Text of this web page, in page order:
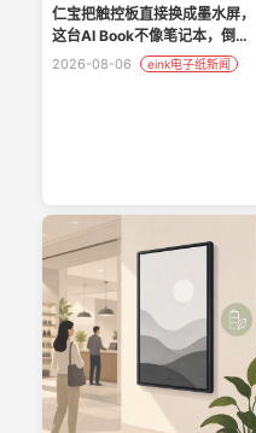
仁宝把触控板直接换成墨水屏，
这台AI Book不像笔记本，倒像
PC新物种真香
2026-08-06 eink电子纸新闻